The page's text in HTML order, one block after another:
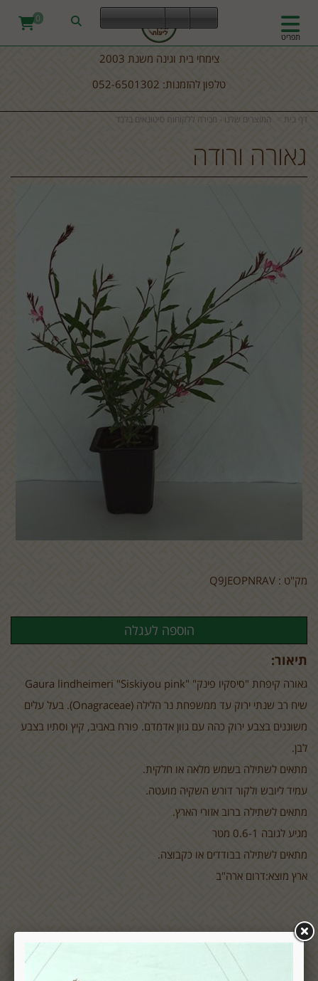
צימחי בית וגינה משנת 2003
טלפון להזמנות: 052-6501302
תפריט
0
דף בית המוצרים שלנו - מכירה ללקוחות סיטונאים בלבד
גאורה ורודה
מק"ט : Q9JEOPNRAV
תיאור:
גאורה קיפחת "סיסקיו פינק" Gaura lindheimeri "Siskiyou pink"
שיח רב שנתי ירוק עד ממשפחת נר הלילה (Onagraceae). בעל עלים
משוננים בצבע ירוק כהה עם גוון אדמדם. פורח באביב, קיץ וסתיו בצבע
לבן.
מתאים לשתילה בשמש מלאה או חלקית.
עמיד ליובש ולקור דורש השקיה מועטה.
מתאים לשתילה ברוב אזורי הארץ.
מגיע לגובה 0.6-1 מטר
מתאים לשתילה בבודדים או כקבוצה.
ארץ מוצא:דרום ארה"ב